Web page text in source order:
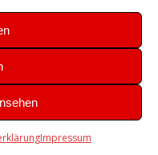
Impressum